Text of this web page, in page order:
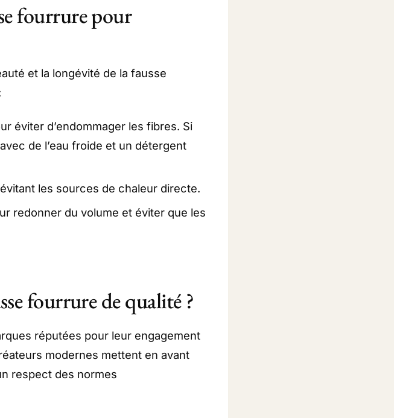
fourrure pour
et la longévité de la fausse
éviter d’endommager les fibres. Si
de l’eau froide et un détergent
les sources de chaleur directe.
redonner du volume et éviter que les
fourrure de qualité ?
réputées pour leur engagement
modernes mettent en avant
respect des normes